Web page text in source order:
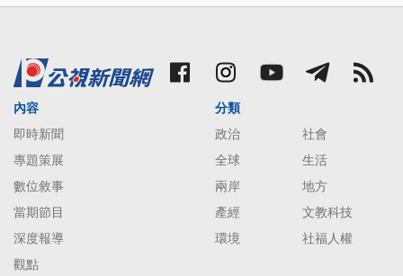
內容
即時新聞
專題策展
數位敘事
當期節目
深度報導
觀點
分類
政治
社會
全球
生活
兩岸
地方
產經
文教科技
環境
社福人權